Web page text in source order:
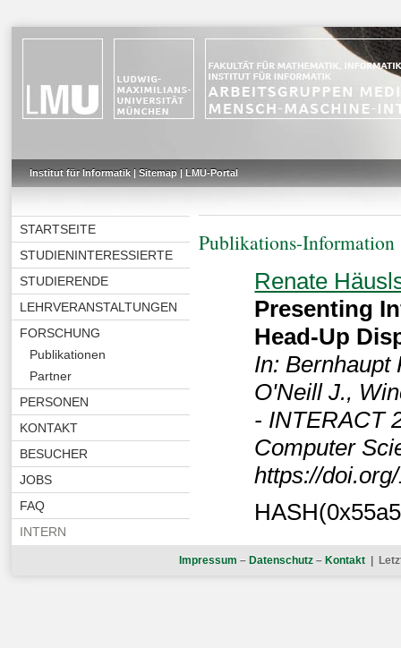
Institut für Informatik| Sitemap| LMU-Portal
STARTSEITE
STUDIENINTERESSIERTE
STUDIERENDE
LEHRVERANSTALTUNGEN
FORSCHUNG
Publikationen
Partner
PERSONEN
KONTAKT
BESUCHER
JOBS
FAQ
INTERN
Publikations-Information
Renate
Presenting
Head-Up
In: Bernhaupt
O'Neill J.,
- INTERACT
Computer
https://
Impressum – Datenschutz – Kontakt |